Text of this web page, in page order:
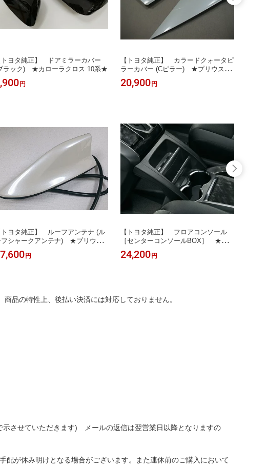
トヨタ純正】 ドアミラーカバー
ラック) ★カローラクロス 10系★
円
【トヨタ純正】 カラードクォータピ
ラーカバー (Cピラー) ★プリウス 50
系★
20,900 円
トヨタ純正】 ルーフアンテナ (ル
フシャークアンテナ) ★プリウス
系★
円
【トヨタ純正】 フロアコンソール
［センターコンソールBOX］ ★ア
ルファード 30系後期★
24,200 円
品の特性上、後払い決済には対応しておりません。
させていただきます) メールの返信は翌営業日以降となりますの
が休み明けとなる場合がございます。また連休前のご購入において